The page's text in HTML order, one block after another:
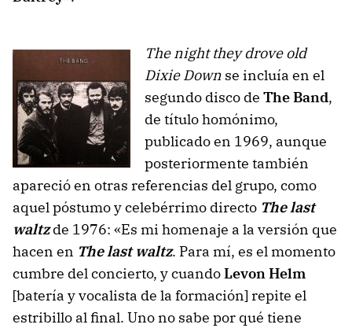
The night they drove old
Dixie Down se incluía en el
segundo disco de The Band,
de título homónimo,
publicado en 1969, aunque
posteriormente también
apareció en otras referencias del grupo, como
aquel póstumo y celebérrimo directo The last
waltzde 1976: «Es mi homenaje a la versión que
hacen en The last waltz. Para mí, es el momento
cumbre del concierto, y cuandoLevon Helm
[batería y vocalista de la formación] repite el
estribillo al final. Uno no sabe por qué tiene